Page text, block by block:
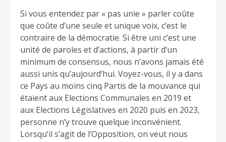
Si vous entendez par « pas unie » parler coûte
que coûte d’une seule et unique voix, c’est le
contraire de la démocratie. Si être uni c’est une
unité de paroles et d’actions, à partir d’un
minimum de consensus, nous n’avons jamais été
aussi unis qu’aujourd’hui. Voyez-vous, il y a dans
ce Pays au moins cinq Partis de la mouvance qui
étaient aux Elections Communales en 2019 et
aux Elections Législatives en 2020 puis en 2023,
personne n’y trouve quelque inconvénient.
Lorsqu’il s’agit de l’Opposition, on veut nous